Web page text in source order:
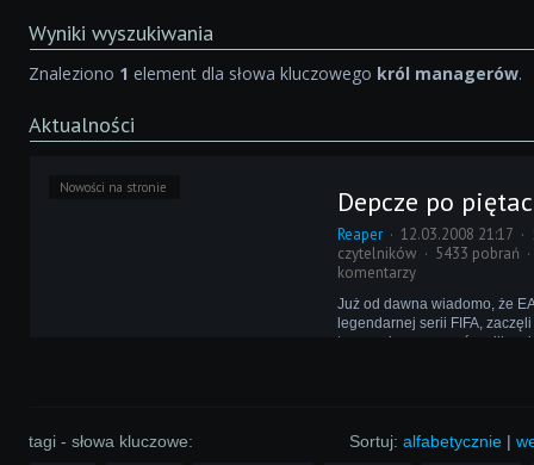
Wyniki wyszukiwania
Znaleziono 1 element dla słowa kluczowego król managerów.
Aktualności
Nowości na stronie Depcze po
Reaper 12.03.2008 21:17
czytelników
5433 pobrań
komentarzy
Już od dawna wiadomo, że
legendarnej serii FIFA,
tworzenie managerów
Sortuj: alfabetycznie |
tagi - słowa kluczowe: